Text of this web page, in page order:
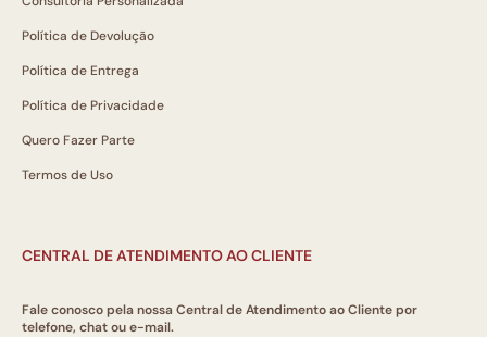
Política de Devolução
Política de Entrega
Política de Privacidade
Quero Fazer Parte
Termos de Uso
CENTRAL DE ATENDIMENTO AO CLIENTE
Fale conosco pela nossa Central de Atendimento ao Cliente por
telefone, chat ou e-mail.